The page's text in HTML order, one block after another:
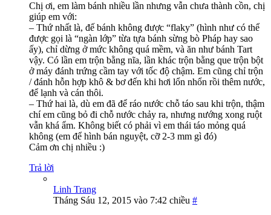
Chị ơi, em làm bánh nhiều lần nhưng vẫn chưa thành cồn, chị
giúp em với:
– Thứ nhất là, đế bánh không được “flaky” (hình như có thể
được gọi là “ngàn lớp” từa tựa bánh sừng bò Pháp hay sao
ấy), chỉ dừng ở mức không quá mềm, và ăn như bánh Tart
vậy. Có lần em trộn bằng nĩa, lần khác trộn bằng que trộn bột
ở máy đánh trứng cầm tay với tốc độ chậm. Em cũng chỉ trộn
/ đánh hỗn hợp khô & bơ đến khi hơi lổn nhổn rồi thêm nước,
để lạnh và cán thôi.
– Thứ hai là, dù em đã để ráo nước chỗ táo sau khi trộn, thậm
chí em cũng bỏ đi chỗ nước chảy ra, nhưng nướng xong ruột
vẫn khá ẩm. Không biết có phải vì em thái táo mỏng quá
không (em để hình bán nguyệt, cỡ 2-3 mm gì đó)
Cảm ơn chị nhiều :)
Trả lời
Linh Trang
Tháng Sáu 12, 2015 vào 7:42 chiều #